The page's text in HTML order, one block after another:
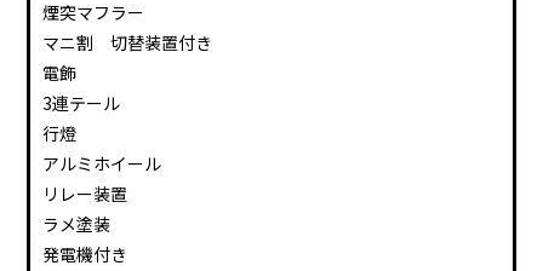
煙突マフラー
マニ割 切替装置付き
電飾
3連テール
行燈
アルミホイール
リレー装置
ラメ塗装
発電機付き